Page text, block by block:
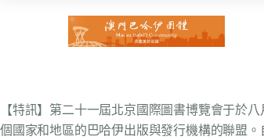
【特訊】第二十一屆北京國際圖書博覽會于於
個國家和地區的巴哈伊出版與發行機構的聯盟